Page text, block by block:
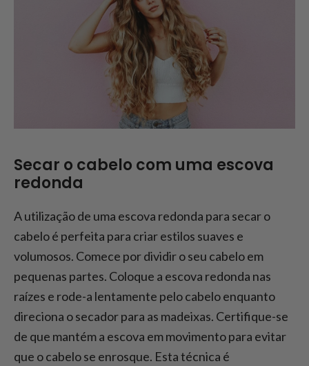
Secar o cabelo com uma escova
redonda
A utilização de uma escova redonda para secar o
cabelo é perfeita para criar estilos suaves e
volumosos. Comece por dividir o seu cabelo em
pequenas partes. Coloque a escova redonda nas
raízes e rode-a lentamente pelo cabelo enquanto
direciona o secador para as madeixas. Certifique-se
de que mantém a escova em movimento para evitar
que o cabelo se enrosque. Esta técnica é